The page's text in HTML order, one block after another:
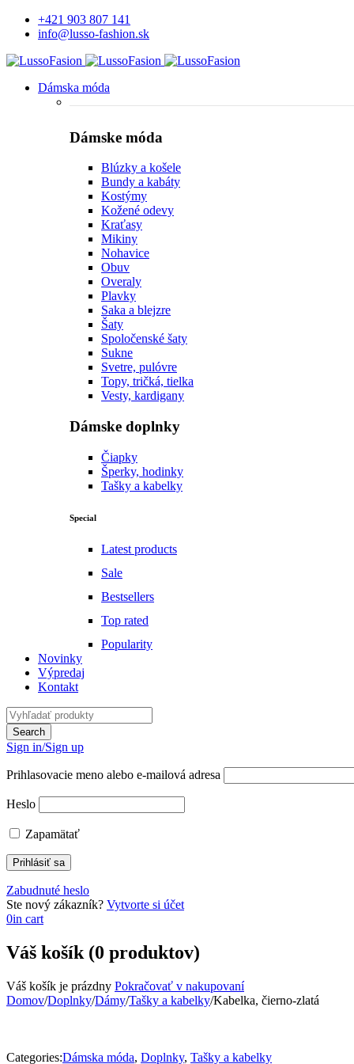
+421 903 807 141
info@lusso-fashion.sk
Dámska móda
Dámske móda
Blúzky a košele
Bundy a kabáty
Kostýmy
Kožené odevy
Kraťasy
Mikiny
Nohavice
Obuv
Overaly
Plavky
Saka a blejzre
Šaty
Spoločenské šaty
Sukne
Svetre, pulóvre
Topy, tričká, tielka
Vesty, kardigany
Dámske doplnky
Čiapky
Šperky, hodinky
Tašky a kabelky
Special
Latest products
Sale
Bestsellers
Top rated
Popularity
Novinky
Výpredaj
Kontakt
Sign in/Sign up
Prihlasovacie meno alebo e-mailová adresa
Heslo
Zapamätať
Zabudnuté heslo
Ste nový zákazník? Vytvorte si účet
0in cart
Váš košík (0 produktov)
Váš košík je prázdny Pokračovať v nakupovaní
Domov/Doplnky/Dámy/Tašky a kabelky/Kabelka, čierno-zlatá
Categories:Dámska móda, Doplnky, Tašky a kabelky